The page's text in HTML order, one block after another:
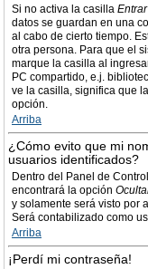
Si no activa la casilla
datos se guardan en una
al cabo de cierto tiempo.
otra persona. Para que el
marque la casilla al
PC compartido, e.j.
ve la casilla, significa que
opción.
Arriba
¿Cómo evito que mi
usuarios identificados?
Dentro del Panel de
encontrará la opción
y solamente será visto por
Será contabilizado como
Arriba
¡Perdí mi contraseña!